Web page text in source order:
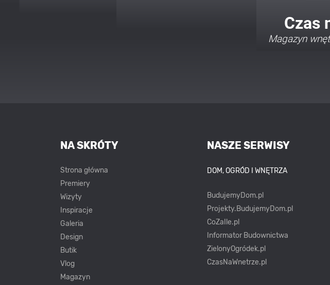
Twój
Porady i
NASZE SERWISY
DOM, OGRÓD I WNĘTRZA
BudujemyDom.pl
Projekty.BudujemyDom.pl
CoZaIle.pl
Informator Budownictwa
ZielonyOgródek.pl
CzasNaWnetrze.pl
NA SKRÓTY
Strona główna
Premiery
Wizyty
Inspiracje
Galeria
Design
Butik
Vlog
Magazyn